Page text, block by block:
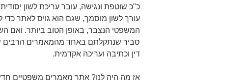
כ"כ שוטפת ונגישה, עובר עריכת לשון
עורך לשון מוסמך, שגם הוא גויס לאתר
המשפטי הנצבר, באופן הטוב ביותר. ואם
סביר שנתקלתם באחד מהמאמרים הרבים
דין וכתיבה ועריכה אקדמית.
אז מה היה לנו? אתר מאמרים משפטיים